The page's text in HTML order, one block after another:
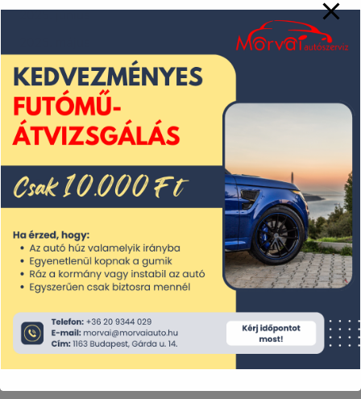
2025. június
2025. április
2025. március
2025. február
2024. december
2024. november
2024. október
2024. szeptember
2024. augusztus
2024. július
2024. június